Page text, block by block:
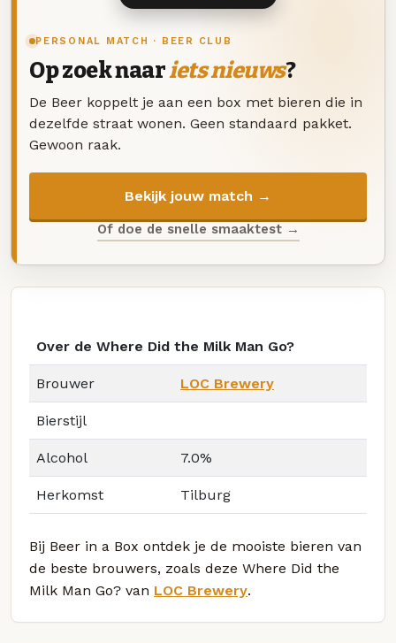
PERSONAL MATCH · BEER CLUB
Op zoek naariets nieuws?
De Beer koppelt je aan een box met bieren die in
dezelfde straat wonen. Geen standaard pakket.
Gewoon raak.
Bekijk jouw match →
Of doe de snelle smaaktest →
Over de Where Did the Milk Man Go?
Brouwer LOC Brewery
Bierstijl
Alcohol 7.0%
Herkomst Tilburg
Bij Beer in a Box ontdek je de mooiste bieren van
de beste brouwers, zoals deze Where Did the
Milk Man Go? van LOC Brewery.